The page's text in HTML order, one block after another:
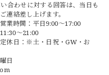
合わせに対する回答は、当日も
連絡差し上げます。
業時間：平日9:00〜17:00
～21:00
休日：※土・日祝・GW・お
日